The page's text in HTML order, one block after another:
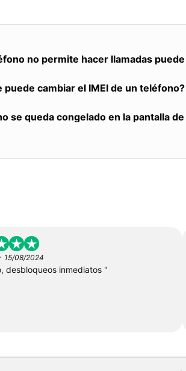
no permite hacer llamadas
puede cambiar el IMEI de un teléfono?
se queda congelado en la pantalla
15/08/2024
desbloqueos inmediatos "